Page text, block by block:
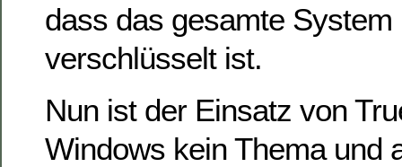
dass das gesamte
verschlüsselt ist.
Nun ist der Einsatz von
Windows kein Thema und